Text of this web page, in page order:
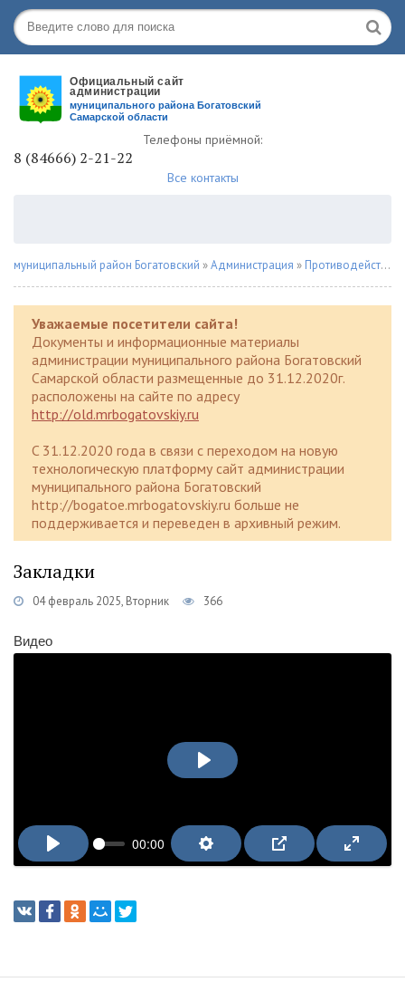
Телефоны приёмной:
8 (84666) 2-21-22
Все контакты
муниципальный район Богатовский »Администрация » Противодействие наркомании
Уважаемые посетители сайта!
Документы и информационные материалы
администрации муниципального района Богатовский
Самарской области размещенные до 31.12.2020г.
расположены на сайте по адресу
http://old.mrbogatovskiy.ru
C 31.12.2020 года в связи с переходом на новую
технологическую платформу сайт администрации
муниципального района Богатовский
http://bogatoe.mrbogatovskiy.ru больше не
поддерживается и переведен в архивный режим.
Закладки
04 февраль 2025, Вторник 366
Видео
00:00